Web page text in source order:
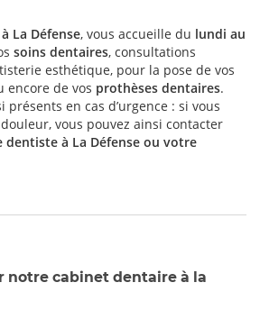
La Défense, vous accueille du lundi au
soins dentaires, consultations
esthétique, pour la pose de vos
encore de vos prothèses dentaires.
présents en cas d’urgence : si vous
vous pouvez ainsi contacter
dentiste à La Défense ou votre
notre cabinet dentaire à la